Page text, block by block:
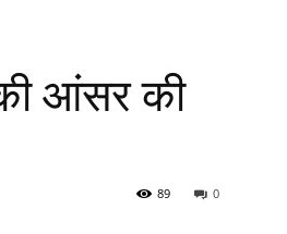
आंसर की
0
89